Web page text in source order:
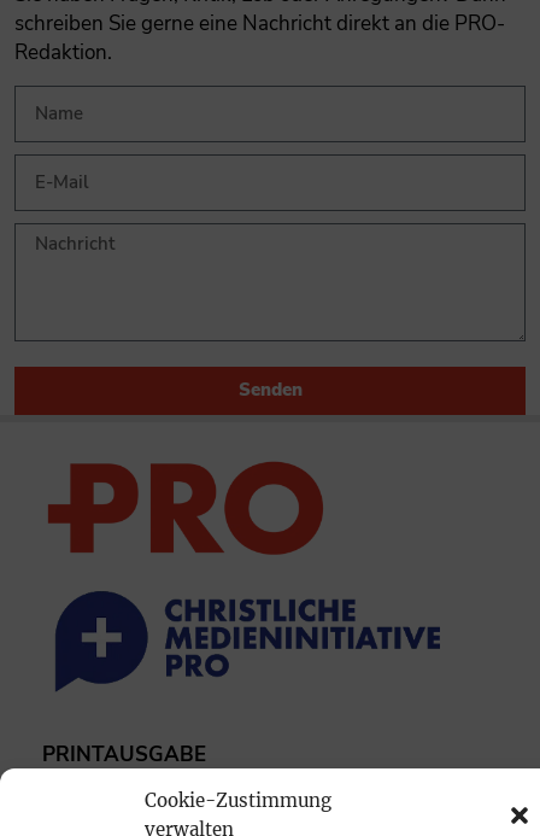
Cookie-Zustimmung
verwalten
schreiben Sie gerne eine Nachricht direkt an die PRO-
Redaktion.
Senden
PRINTAUSGABE
Mediadaten